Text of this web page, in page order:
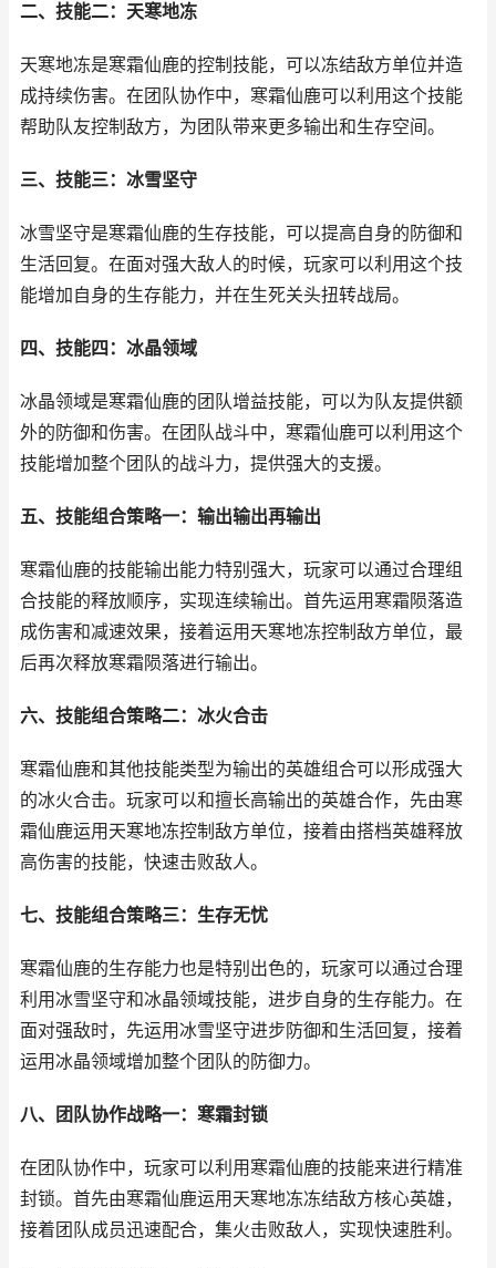
二、技能二：天寒地冻
天寒地冻是寒霜仙鹿的控制技能，可以冻结敌方单位并造
成持续伤害。在团队协作中，寒霜仙鹿可以利用这个技能
帮助队友控制敌方，为团队带来更多输出和生存空间。
三、技能三：冰雪坚守
冰雪坚守是寒霜仙鹿的生存技能，可以提高自身的防御和
生活回复。在面对强大敌人的时候，玩家可以利用这个技
能增加自身的生存能力，并在生死关头扭转战局。
四、技能四：冰晶领域
冰晶领域是寒霜仙鹿的团队增益技能，可以为队友提供额
外的防御和伤害。在团队战斗中，寒霜仙鹿可以利用这个
技能增加整个团队的战斗力，提供强大的支援。
五、技能组合策略一：输出输出再输出
寒霜仙鹿的技能输出能力特别强大，玩家可以通过合理组
合技能的释放顺序，实现连续输出。首先运用寒霜陨落造
成伤害和减速效果，接着运用天寒地冻控制敌方单位，最
后再次释放寒霜陨落进行输出。
六、技能组合策略二：冰火合击
寒霜仙鹿和其他技能类型为输出的英雄组合可以形成强大
的冰火合击。玩家可以和擅长高输出的英雄合作，先由寒
霜仙鹿运用天寒地冻控制敌方单位，接着由搭档英雄释放
高伤害的技能，快速击败敌人。
七、技能组合策略三：生存无忧
寒霜仙鹿的生存能力也是特别出色的，玩家可以通过合理
利用冰雪坚守和冰晶领域技能，进步自身的生存能力。在
面对强敌时，先运用冰雪坚守进步防御和生活回复，接着
运用冰晶领域增加整个团队的防御力。
八、团队协作战略一：寒霜封锁
在团队协作中，玩家可以利用寒霜仙鹿的技能来进行精准
封锁。首先由寒霜仙鹿运用天寒地冻冻结敌方核心英雄，
接着团队成员迅速配合，集火击败敌人，实现快速胜利。